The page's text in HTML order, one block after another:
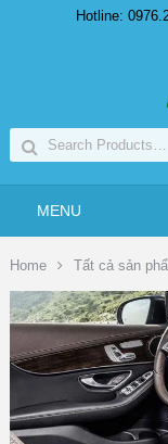
Hotline:
MENU
Home Tất cả sản